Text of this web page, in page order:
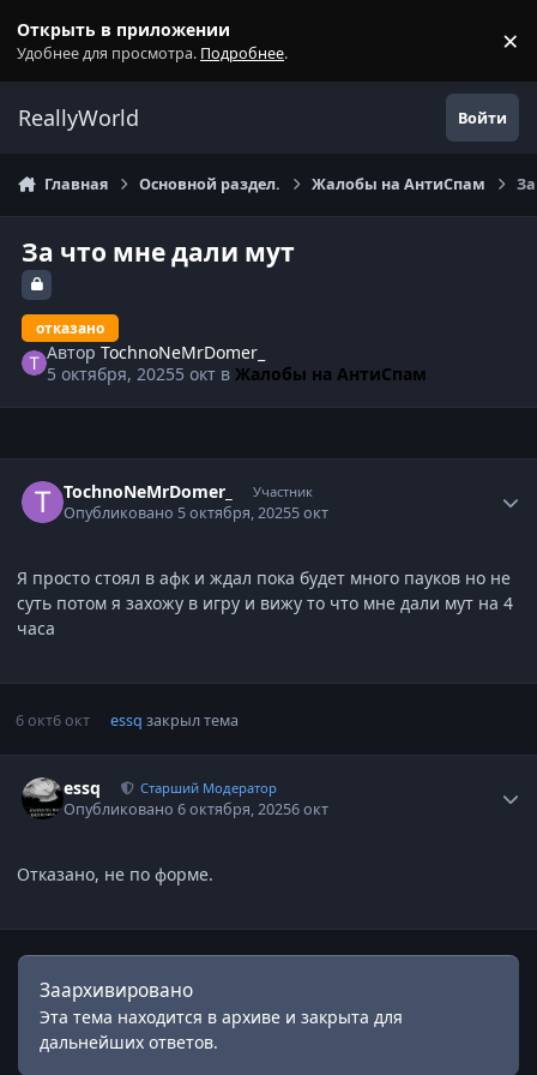
Открыть в приложении
Удобнее для просмотра. Подробнее. ×
ReallyWorld Войти
Главная Основной раздел. Жалобы на АнтиСпам
За что мне дали мут
отказано
АвторTochnoNeMrDomer_
5 октября, 20255 окт в Жалобы на АнтиСпам
TochnoNeMrDomer_ Участник
Опубликовано 5 октября, 20255 окт
Я просто стоял в афк и ждал пока будет много пауков но не
суть потом я захожу в игру и вижу то что мне дали мут на 4
часа
6 окт6 окт essq закрыл тема
essq Старший Модератор
Опубликовано6 октября, 20256 окт
Отказано, не по форме.
Заархивировано
Эта тема находится в архиве и закрыта для
дальнейших ответов.